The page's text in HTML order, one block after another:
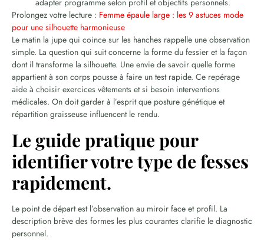
adapter programme selon profil et objectifs personnels.
Prolongez votre lecture : Femme épaule large : les 9 astuces mode
pour une silhouette harmonieuse
Le matin la jupe qui coince sur les hanches rappelle une observation
simple. La question qui suit concerne la forme du fessier et la façon
dont il transforme la silhouette. Une envie de savoir quelle forme
appartient à son corps pousse à faire un test rapide. Ce repérage
aide à choisir exercices vêtements et si besoin interventions
médicales. On doit garder à l’esprit que posture génétique et
répartition graisseuse influencent le rendu.
Le guide pratique pour
identifier votre type de fesses
rapidement.
Le point de départ est l’observation au miroir face et profil. La
description brève des formes les plus courantes clarifie le diagnostic
personnel.